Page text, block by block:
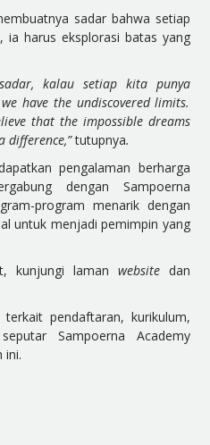
sadar bahwa setiap
ia harus eksplorasi batas yang
kalau setiap kita punya
have the undiscovered limits.
that the impossible dreams
difference,”tutupnya.
pengalaman berharga
dengan Sampoerna
program menarik dengan
untuk menjadi pemimpin yang
kunjungi laman website dan
pendaftaran, kurikulum,
Sampoerna Academy
ini.